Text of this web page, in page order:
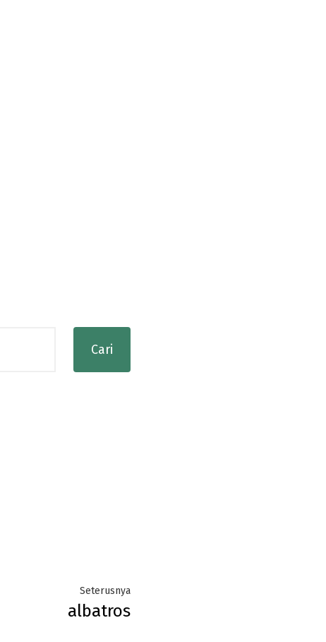
SeterusnyaNext
post:
albatros